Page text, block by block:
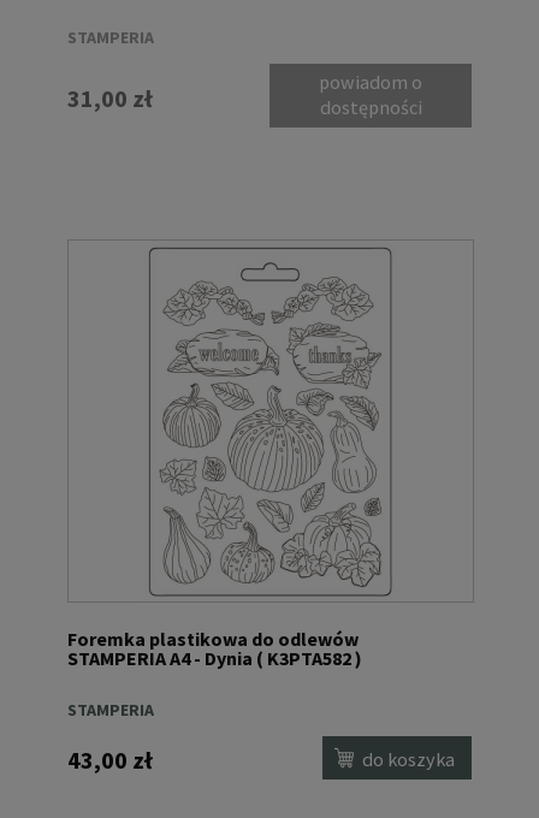
STAMPERIA
31,00 zł
powiadom o
dostępności
Foremka plastikowa do odlewów
STAMPERIA A4 - Dynia ( K3PTA582 )
STAMPERIA
43,00 zł do koszyka